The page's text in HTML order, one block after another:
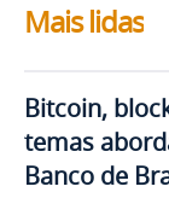
Mais lidas
Bitcoin,
temas
Banco de